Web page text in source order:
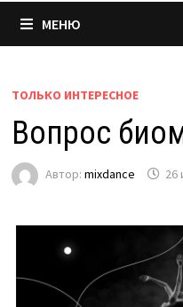
МЕНЮ
ТОЛЬКО ИНТЕРЕСНОЕ
Вопрос
Автор: mixdance 26